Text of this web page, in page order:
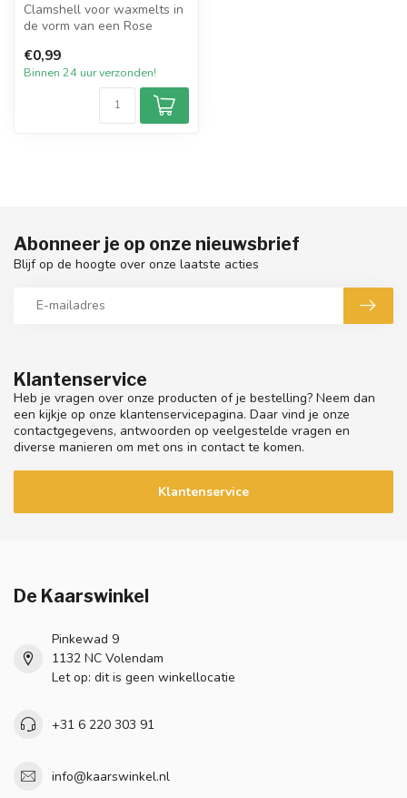
Clamshell voor waxmelts in
de vorm van een Rose
plastic v...
€0,99
Binnen 24 uur verzonden!
Klantenservice
Heb je vragen over onze producten of je bestelling? Neem dan
een kijkje op onze klantenservicepagina. Daar vind je onze
contactgegevens, antwoorden op veelgestelde vragen en
diverse manieren om met ons in contact te komen.
Klantenservice
Abonneer je op onze nieuwsbrief
Blijf op de hoogte over onze laatste acties
De Kaarswinkel
Pinkewad 9
1132 NC Volendam
Let op: dit is geen winkellocatie
+31 6 220 303 91
info@kaarswinkel.nl